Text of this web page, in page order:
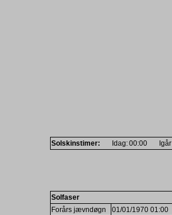
Solskinstimer: Idag:00:00
Solfaser
Forårs jævndøgn
01/01/1970 01:00